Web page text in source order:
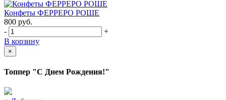
Конфеты ФЕРРЕРО РОШЕ
800 руб.
-
+
В корзину
×
Топпер "С Днем Рождения!"